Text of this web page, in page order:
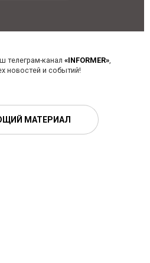
телеграм-канал «INFORMER»,
новостей и событий!
МАТЕРИАЛ